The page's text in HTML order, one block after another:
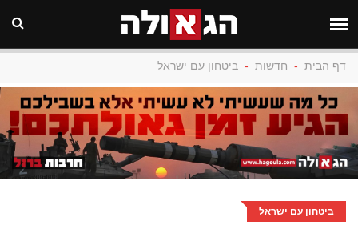
דף הבית - חדשות - ביטחון עם ישראל
ביטחון עם ישראל